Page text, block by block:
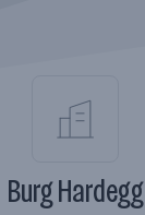
Burg Hardegg